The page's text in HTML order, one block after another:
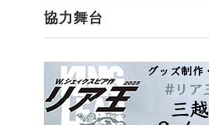
協力舞台